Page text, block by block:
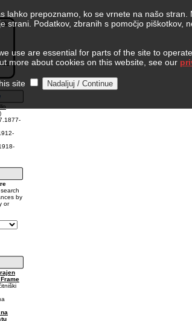
by
or
prepoznamo, ko se vrnete na našo stran.
Podatkov, zbranih s pomočjo piškotkov,
use are essential for parts of the site to
more about cookies on this website, see our
site